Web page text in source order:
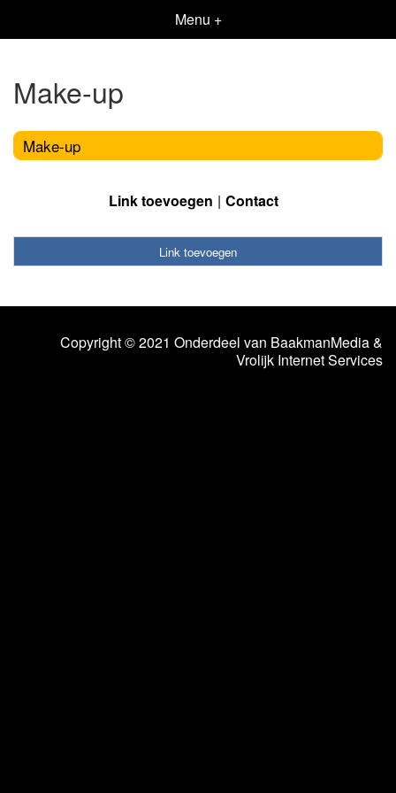
Menu +
Make-up
Make-up
Link toevoegen Contact
Link toevoegen
Copyright © 2021 Onderdeel van BaakmanMedia&
Vrolijk Internet Services